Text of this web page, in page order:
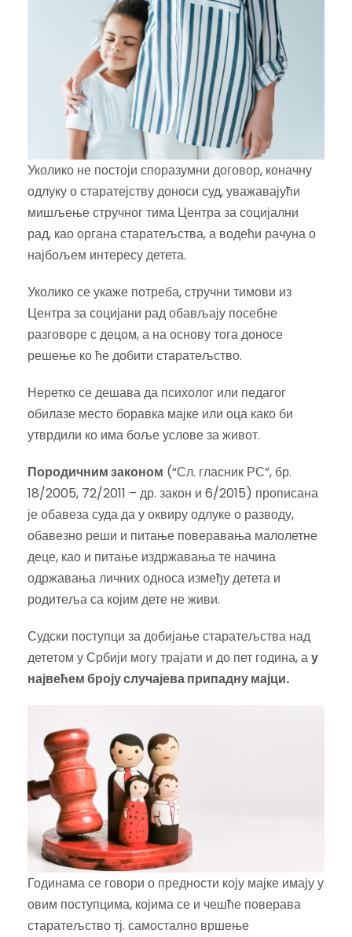
Уколико не постоји споразумни договор, коначну
одлуку о старатејству доноси суд, уважавајући
мишљење стручног тима Центра за социјални
рад, као органа старатељства, а водећи рачуна о
најбољем интересу детета.
Уколико се укаже потреба, стручни тимови из
Центра за социјани рад обављају посебне
разговоре с децом, а на основу тога доносе
решење ко ће добити старатељство.
Неретко се дешава да психолог или педагог
обилазе место боравка мајке или оца како би
утврдили ко има боље услове за живот.
Породичним законом (“Сл. гласник РС”, бр.
18/2005, 72/2011 – др. закон и 6/2015) прописана
је обавеза суда да у оквиру одлуке о разводу,
обавезно реши и питање поверавања малолетне
деце, као и питање издржавања те начина
одржавања личних односа између детета и
родитеља са којим дете не живи.
Судски поступци за добијање старатељства над
дететом у Србији могу трајати и до пет година, ау
највећем броју случајева припадну мајци.
Годинама се говори о предности коју мајке имају у
овим поступцима, којима се и чешће поверава
старатељство тј. самостално вршење